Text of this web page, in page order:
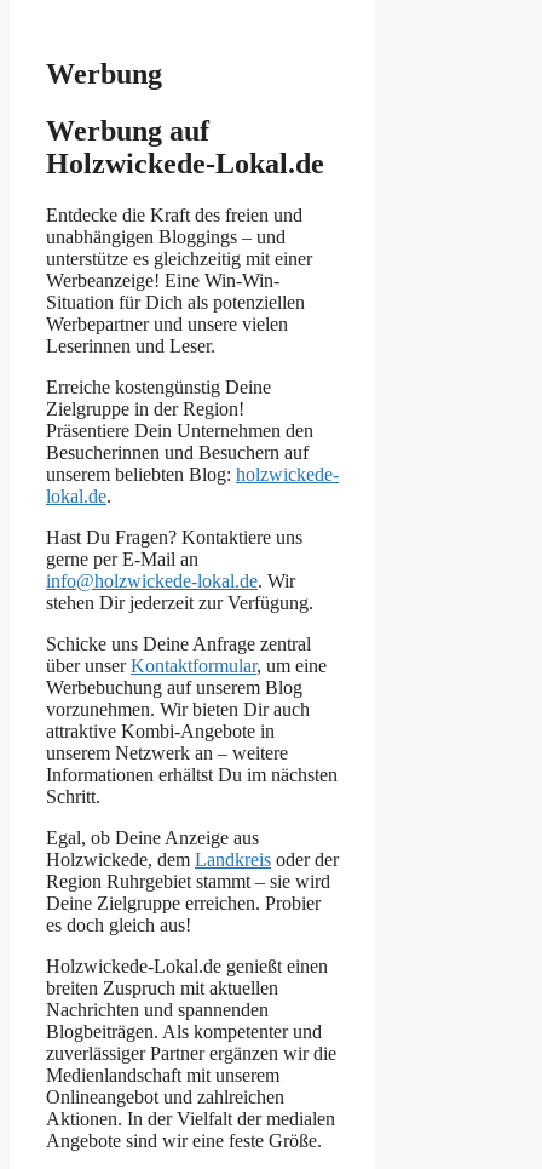
Werbung
Werbung auf
Holzwickede-Lokal.de
Entdecke die Kraft des freien und
unabhängigen Bloggings – und
unterstütze es gleichzeitig mit einer
Werbeanzeige! Eine Win-Win-
Situation für Dich als potenziellen
Werbepartner und unsere vielen
Leserinnen und Leser.
Erreiche kostengünstig Deine
Zielgruppe in der Region!
Präsentiere Dein Unternehmen den
Besucherinnen und Besuchern auf
unserem beliebten Blog: holzwickede-
lokal.de.
Hast Du Fragen? Kontaktiere uns
gerne per E-Mail an
info@holzwickede-lokal.de. Wir
stehen Dir jederzeit zur Verfügung.
Schicke uns Deine Anfrage zentral
über unserKontaktformular, um eine
Werbebuchung auf unserem Blog
vorzunehmen. Wir bieten Dir auch
attraktive Kombi-Angebote in
unserem Netzwerk an – weitere
Informationen erhältst Du im nächsten
Schritt.
Egal, ob Deine Anzeige aus
Holzwickede, dem Landkreis oder der
Region Ruhrgebiet stammt – sie wird
Deine Zielgruppe erreichen. Probier
es doch gleich aus!
Holzwickede-Lokal.de genießt einen
breiten Zuspruch mit aktuellen
Nachrichten und spannenden
Blogbeiträgen. Als kompetenter und
zuverlässiger Partner ergänzen wir die
Medienlandschaft mit unserem
Onlineangebot und zahlreichen
Aktionen. In der Vielfalt der medialen
Angebote sind wir eine feste Größe.